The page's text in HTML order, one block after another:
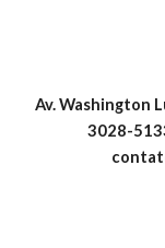
Av. Washington
3028-